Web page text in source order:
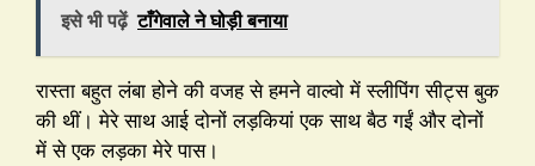
इसे भी पढ़ें टाँगेवाले ने घोड़ी बनाया
रास्ता बहुत लंबा होने की वजह से हमने वाल्वो में स्लीपिंग सीट्स बुक
की थीं। मेरे साथ आई दोनों लड़कियां एक साथ बैठ गईं और दोनों
में से एक लड़का मेरे पास।